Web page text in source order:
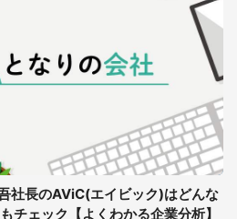
社長のAViC(エイビック)はどんな
チェック【よくわかる企業分析】